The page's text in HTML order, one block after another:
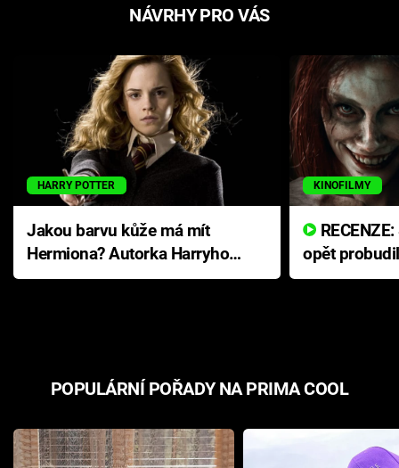
NÁVRHY PRO VÁS
HARRY POTTER
Jakou barvu kůže má mít
Hermiona? Autorka Harryho
Pottera přišla s ráznou
KINOFILMY
opět
přichází s
POPULÁRNÍ POŘADY NA PRIMA COOL